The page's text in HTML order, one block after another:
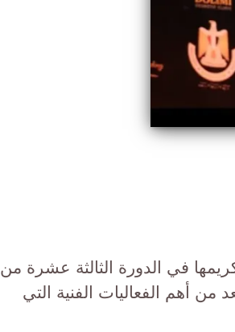
في الدورة الثالثة عشرة من
أهم الفعاليات الفنية التي